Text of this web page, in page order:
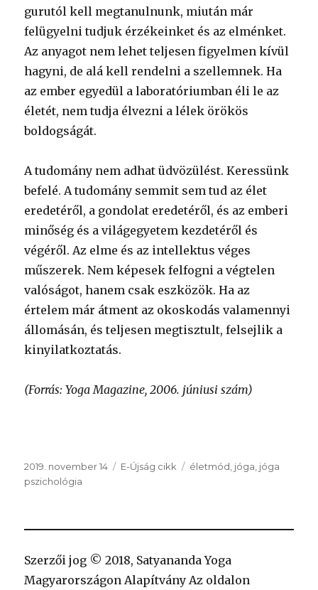
gurutól kell megtanulnunk, miután már
felügyelni tudjuk érzékeinket és az elménket.
Az anyagot nem lehet teljesen figyelmen kívül
hagyni, de alá kell rendelni a szellemnek. Ha
az ember egyedül a laboratóriumban éli le az
életét, nem tudja élvezni a lélek örökös
boldogságát.
A tudomány nem adhat üdvözülést. Keressünk
befelé. A tudomány semmit sem tud az élet
eredetéről, a gondolat eredetéről, és az emberi
minőség és a világegyetem kezdetéről és
végéről. Az elme és az intellektus véges
műszerek. Nem képesek felfogni a végtelen
valóságot, hanem csak eszközök. Ha az
értelem már átment az okoskodás valamennyi
állomásán, és teljesen megtisztult, felsejlik a
kinyilatkoztatás.
(Forrás: Yoga Magazine, 2006. júniusi szám)
Közzétéve
2019. november 14 Kategória
E-Újság cikk Címke
életmód, jóga, jóga
pszichológia
Szerzői jog © 2018, Satyananda Yoga
Magyarországon Alapítvány Az oldalon